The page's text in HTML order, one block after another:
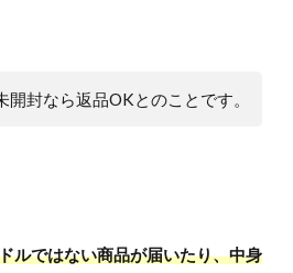
開封なら返品OKとのことです。
ルではない商品が届いたり、中身